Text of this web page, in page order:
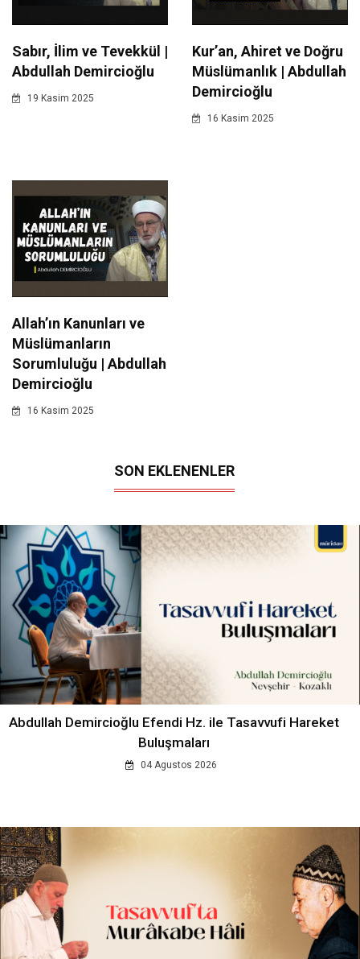
Sabır, İlim ve Tevekkül |
Abdullah Demircioğlu
19 Kasim 2025
Kur’an, Ahiret ve Doğru
Müslümanlık | Abdullah
Demircioğlu
16 Kasim 2025
Allah’ın Kanunları ve
Müslümanların
Sorumluluğu | Abdullah
Demircioğlu
16 Kasim 2025
SON EKLENENLER
Abdullah Demircioğlu Efendi Hz. ile Tasavvufi Hareket
Buluşmaları
04 Agustos 2026